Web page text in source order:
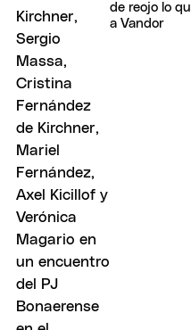
de reojo lo
a Vandor